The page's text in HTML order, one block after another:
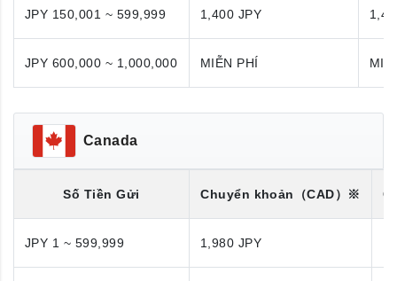
JPY 150,001 ~ 599,999 1,400 JPY
JPY 600,000 ~ 1,000,000 MIỄN PHÍ
Canada
Số Tiền Gửi Chuyển khoản （CAD）※
JPY 1 ~ 599,999 1,980 JPY